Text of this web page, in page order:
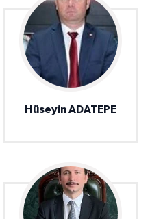
Hüseyin ADATEPE